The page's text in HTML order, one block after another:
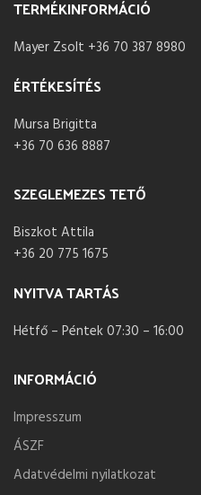
TERMÉKINFORMÁCIÓ
Mayer Zsolt +36 70 387 8980
ÉRTÉKESÍTÉS
Mursa Brigitta
+36 70 636 8887
SZEGLEMEZES TETŐ
Biszkot Attila
+36 20 775 1675
NYITVA TARTÁS
Hétfő – Péntek 07:30 – 16:00
INFORMÁCIÓ
Impresszum
ÁSZF
Adatvédelmi nyilatkozat